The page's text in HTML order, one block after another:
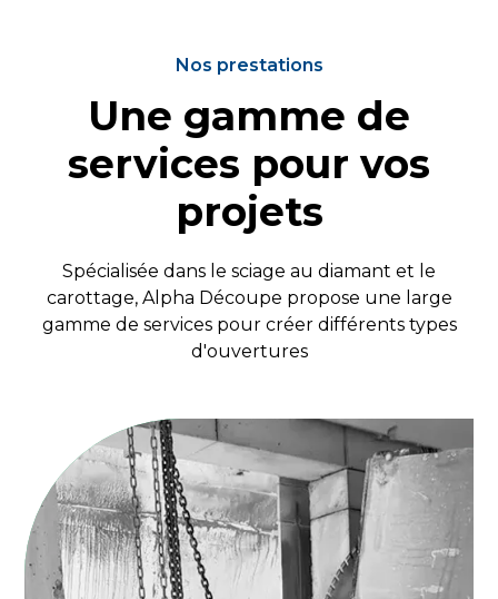
Nos prestations
Une gamme de
services pour vos
projets
Spécialisée dans le sciage au diamant et le
carottage, Alpha Découpe propose une large
gamme de services pour créer différents types
d'ouvertures